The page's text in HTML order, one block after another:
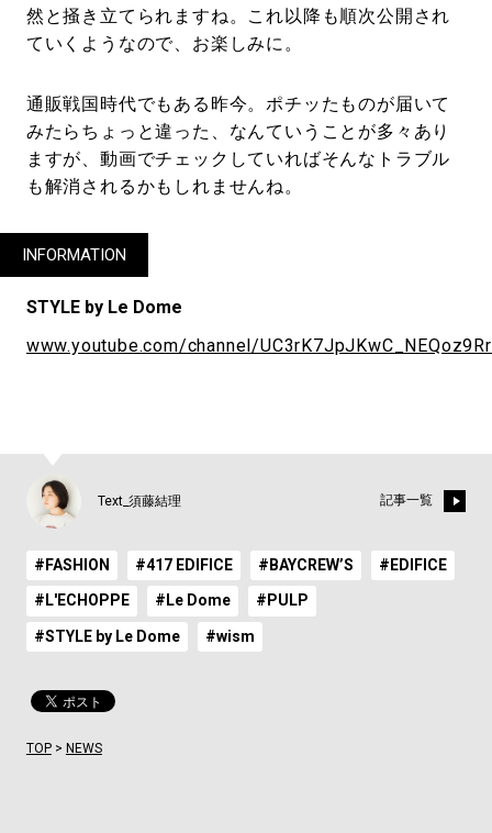
然と掻き立てられますね。これ以降も順次公開され
ていくようなので、お楽しみに。
通販戦国時代でもある昨今。ポチッたものが届いて
みたらちょっと違った、なんていうことが多々あり
ますが、動画でチェックしていればそんなトラブル
も解消されるかもしれませんね。
INFORMATION
STYLE by Le Dome
www.youtube.com/channel/
Text_須藤結理 記事一覧
#FASHION #417 EDIFICE #BAYCREW’S #EDIFICE
#L'ECHOPPE #Le Dome #PULP
#STYLE by Le Dome #wism
TOP> NEWS